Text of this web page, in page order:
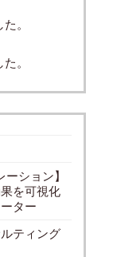
。
。
ーション】
を可視化
ター
ティング